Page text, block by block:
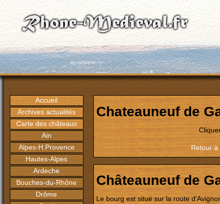
Accueil
Archives actualités
Carte des châteaux
Ain
Alpes-H.Provence
Hautes-Alpes
Ardeche
Bouches-du-Rhône
Drôme
Chateauneuf de
Retour
Châteauneuf de
Le bourg est situé sur la route